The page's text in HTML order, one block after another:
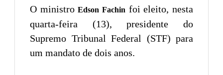
O ministroEdson Fachin foi eleito, nesta
quarta-feira (13), presidente do
Supremo Tribunal Federal (STF) para
um mandato de dois anos.